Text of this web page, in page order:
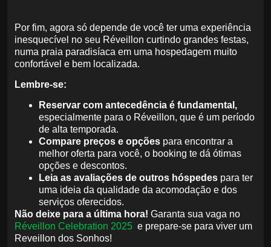
Por fim, agora só depende de você ter uma experiência
inesquecível no seu Réveillon curtindo grandes festas,
numa praia paradisíaca em uma hospedagem muito
confortável e bem localizada.
Lembre-se:
Reservar com antecedência é fundamental,
especialmente para o Réveillon, que é um período
de alta temporada.
Compare preços e opções para encontrar a
melhor oferta para você, o booking te dá ótimas
opções e descontos.
Leia as avaliações de outros hóspedes para ter
uma ideia da qualidade da acomodação e dos
serviços oferecidos.
Não deixe para a última hora! Garanta sua vaga no
Réveillon Celebration 2025 e prepare-se para viver um
Reveillon dos Sonhos!